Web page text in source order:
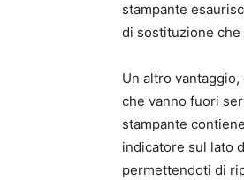
stampante
di sostituzione
Un altro
che vanno fuori
stampante
indicatore sul lato
permettendoti di